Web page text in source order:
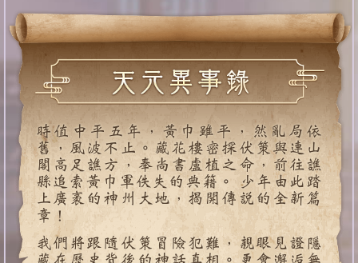
時值中平五年，黃巾雖平，然亂局依
舊，風波不止。藏花樓密探伏策與連山
閣高足譙方，奉尚書盧植之命，前往譙
縣追索黃巾軍佚失的典籍。 少年由此踏
上廣袤的神州大地，揭開傳說的全新篇
章！
我們將跟隨伏策冒險犯難，親眼見證隱
藏在歷史背後的神話真相。更會邂逅無